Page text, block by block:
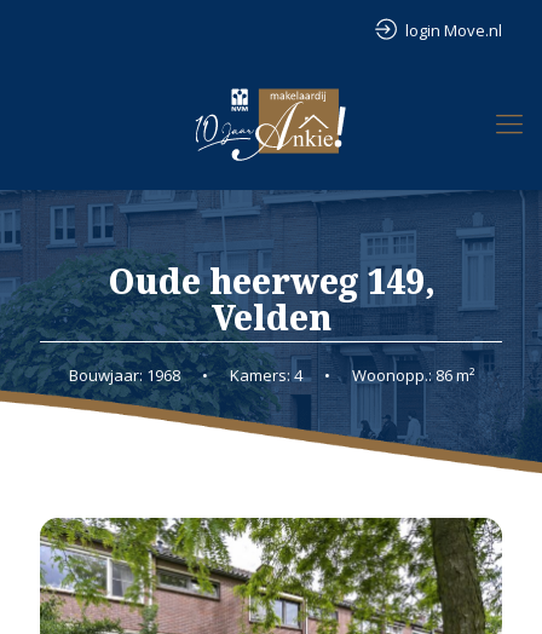
login Move.nl
Oude heerweg 149,
Velden
Bouwjaar: 1968 • Kamers: 4 • Woonopp.: 86 m²